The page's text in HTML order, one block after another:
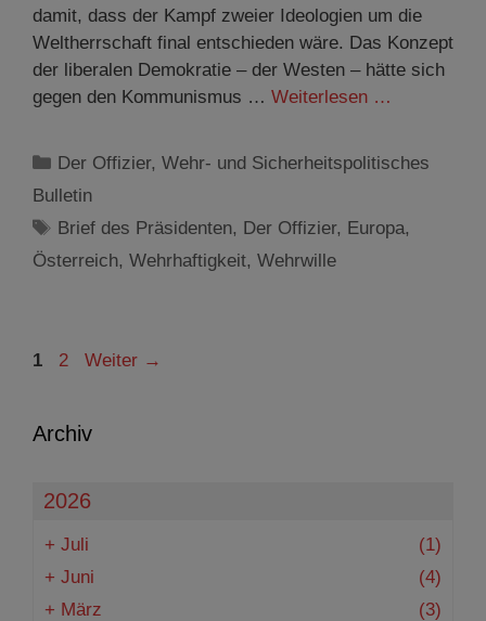
damit, dass der Kampf zweier Ideologien um die
Weltherrschaft final entschieden wäre. Das Konzept
der liberalen Demokratie – der Westen – hätte sich
gegen den Kommunismus … Weiterlesen …
Kategorien
Der Offizier,Wehr- und Sicherheitspolitisches
Bulletin
Schlagwörter
Brief des Präsidenten, Der Offizier, Europa,
Österreich, Wehrhaftigkeit, Wehrwille
Seite
1 Seite
2 Weiter →
Archiv
2026
+ Juli
(1)
+ Juni
(4)
+ März (3)